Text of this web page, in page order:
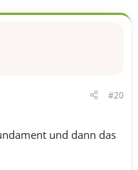
#20
und dann das